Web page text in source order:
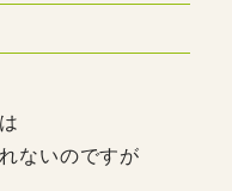
ないのですが